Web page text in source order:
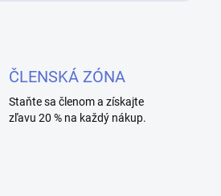
ČLENSKÁ ZÓNA
Staňte sa členom a získajte
zľavu 20 % na každý nákup.